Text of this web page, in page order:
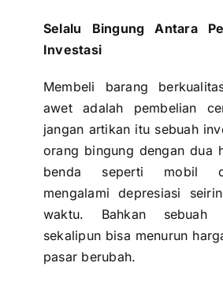
Selalu Bingung Antara
Investasi
Membeli barang
awet adalah pembelian
jangan artikan itu sebuah
orang bingung dengan dua
benda seperti mobil
mengalamidepresiasi
waktu. Bahkan sebuah
sekalipun bisa menurun
pasar berubah.